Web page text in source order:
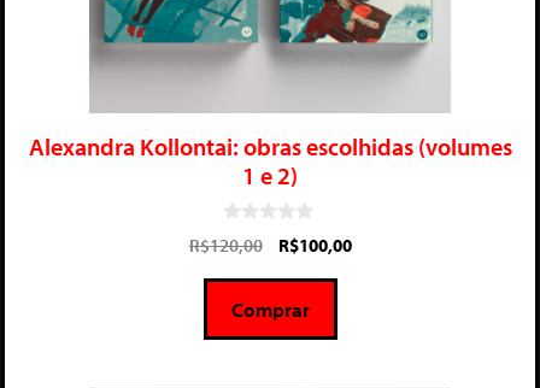
Alexandra Kollontai: obras escolhidas (volumes
1 e 2)
0
d
5
R$120,00 R$100,00
Comprar